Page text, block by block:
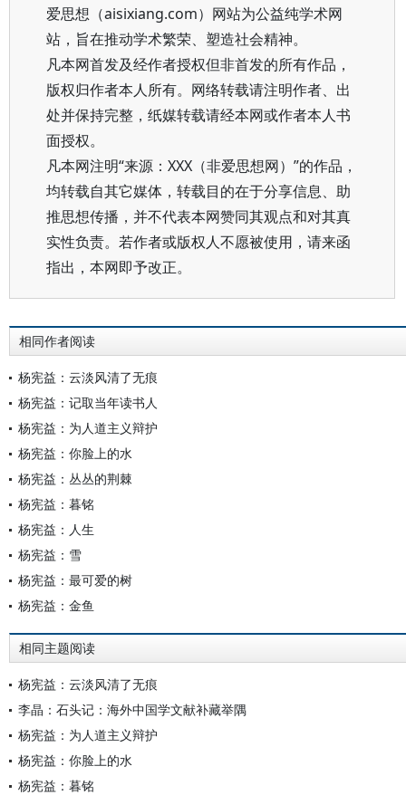
爱思想（aisixiang.com）网站为公益纯学术网
站，旨在推动学术繁荣、塑造社会精神。
凡本网首发及经作者授权但非首发的所有作品，
版权归作者本人所有。网络转载请注明作者、出
处并保持完整，纸媒转载请经本网或作者本人书
面授权。
凡本网注明“来源：XXX（非爱思想网）”的作品，
均转载自其它媒体，转载目的在于分享信息、助
推思想传播，并不代表本网赞同其观点和对其真
实性负责。若作者或版权人不愿被使用，请来函
指出，本网即予改正。
相同作者阅读
杨宪益：云淡风清了无痕
杨宪益：记取当年读书人
杨宪益：为人道主义辩护
杨宪益：你脸上的水
杨宪益：丛丛的荆棘
杨宪益：暮铭
杨宪益：人生
杨宪益：雪
杨宪益：最可爱的树
杨宪益：金鱼
相同主题阅读
杨宪益：云淡风清了无痕
李晶：石头记：海外中国学文献补藏举隅
杨宪益：为人道主义辩护
杨宪益：你脸上的水
杨宪益：暮铭